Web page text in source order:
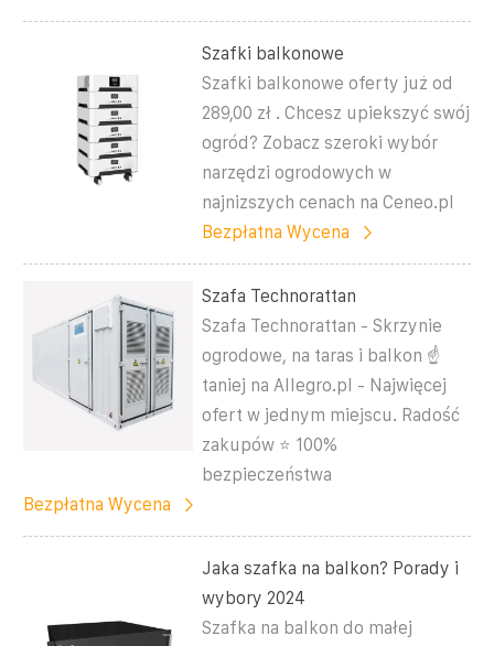
Szafki balkonowe
Szafki balkonowe oferty już od
289,00 zł . Chcesz upiekszyć swój
ogród? Zobacz szeroki wybór
narzędzi ogrodowych w
najnizszych cenach na Ceneo.pl
Bezpłatna Wycena
Szafa Technorattan
Szafa Technorattan - Skrzynie
ogrodowe, na taras i balkon ☝
taniej na Allegro.pl - Najwięcej
ofert w jednym miejscu. Radość
zakupów ⭐ 100%
bezpieczeństwa
Bezpłatna Wycena
Jaka szafka na balkon? Porady i
wybory 2024
Szafka na balkon do małej